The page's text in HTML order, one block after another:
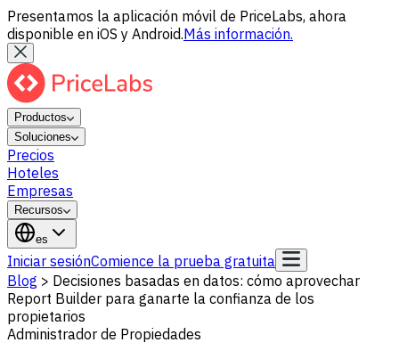
Presentamos la aplicación móvil de PriceLabs, ahora
disponible en iOS y Android.Más información.
Productos
Soluciones
Precios
Hoteles
Empresas
Recursos
es
Iniciar sesiónComience la prueba gratuita
Blog > Decisiones basadas en datos: cómo aprovechar
Report Builder para ganarte la confianza de los
propietarios
Administrador de Propiedades